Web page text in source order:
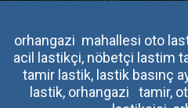
orhangazi mahallesi oto
acil lastikçi, nöbetçi lastim
tamir lastik, lastik basınç
lastik, orhangazi tamir,